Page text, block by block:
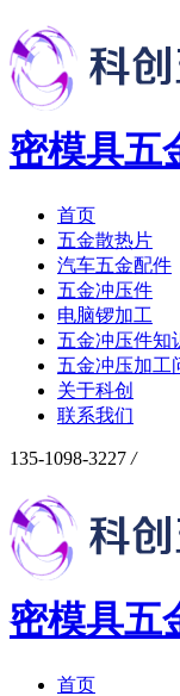
密模具五
首页
五金散热片
汽车五金配件
五金冲压件
电脑锣加工
五金冲压件知
五金冲压加工
关于科创
联系我们
135-1098-3227 /
密模具五
首页